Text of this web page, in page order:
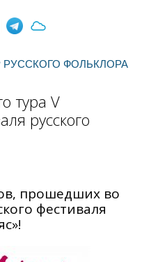
РУССКОГО ФОЛЬКЛОРА
тура V
русского
прошедших во
фестиваля